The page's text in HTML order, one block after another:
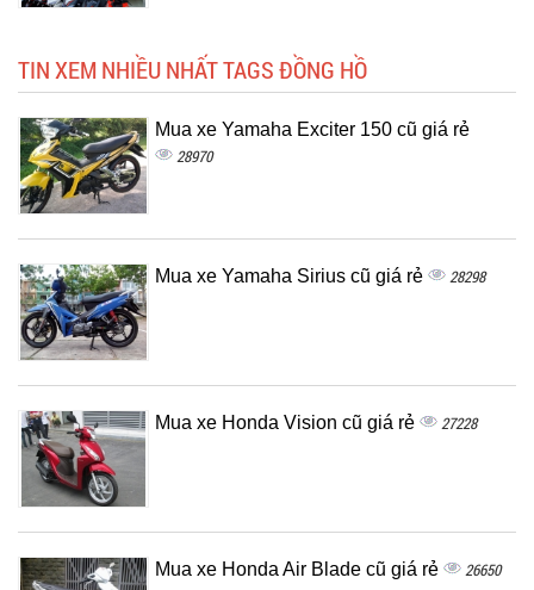
TIN XEM NHIỀU NHẤT TAGS ĐỒNG HỒ
Mua xe Yamaha Exciter 150 cũ giá rẻ
28970
Mua xe Yamaha Sirius cũ giá rẻ 28298
Mua xe Honda Vision cũ giá rẻ 27228
Mua xe Honda Air Blade cũ giá rẻ 26650